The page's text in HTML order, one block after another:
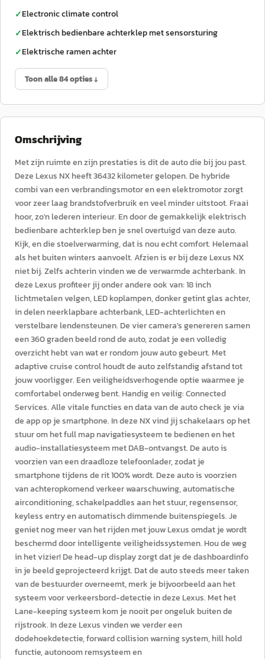
✓Electronic climate control
✓Elektrisch bedienbare achterklep met sensorsturing
✓Elektrische ramen achter
Toon alle 84 opties ↓
Omschrijving
Met zijn ruimte en zijn prestaties is dit de auto die bij jou past.
Deze Lexus NX heeft 36432 kilometer gelopen. De hybride
combi van een verbrandingsmotor en een elektromotor zorgt
voor zeer laag brandstofverbruik en veel minder uitstoot. Fraai
hoor, zo'n lederen interieur. En door de gemakkelijk elektrisch
bedienbare achterklep ben je snel overtuigd van deze auto.
Kijk, en die stoelverwarming, dat is nou echt comfort. Helemaal
als het buiten winters aanvoelt. Afzien is er bij deze Lexus NX
niet bij. Zelfs achterin vinden we de verwarmde achterbank. In
deze Lexus profiteer jij onder andere ook van: 18 inch
lichtmetalen velgen, LED koplampen, donker getint glas achter,
in delen neerklapbare achterbank, LED-achterlichten en
verstelbare lendensteunen. De vier camera's genereren samen
een 360 graden beeld rond de auto, zodat je een volledig
overzicht hebt van wat er rondom jouw auto gebeurt. Met
adaptive cruise control houdt de auto zelfstandig afstand tot
jouw voorligger. Een veiligheidsverhogende optie waarmee je
comfortabel onderweg bent. Handig en veilig: Connected
Services. Alle vitale functies en data van de auto check je via
de app op je smartphone. In deze NX vind jij schakelaars op het
stuur om het full map navigatiesysteem te bedienen en het
audio-installatiesysteem met DAB-ontvangst. De auto is
voorzien van een draadloze telefoonlader, zodat je
smartphone tijdens de rit 100% wordt. Deze auto is voorzien
van achteropkomend verkeer waarschuwing, automatische
airconditioning, schakelpaddles aan het stuur, regensensor,
keyless entry en automatisch dimmende buitenspiegels. Je
geniet nog meer van het rijden met jouw Lexus omdat je wordt
beschermd door intelligente veiligheidssystemen. Hou de weg
in het vizier! De head-up display zorgt dat je de dashboardinfo
in je beeld geprojecteerd krijgt. Dat de auto steeds meer taken
van de bestuurder overneemt, merk je bijvoorbeeld aan het
systeem voor verkeersbord-detectie in deze Lexus. Met het
Lane-keeping systeem kom je nooit per ongeluk buiten de
rijstrook. In deze Lexus vinden we verder een
dodehoekdetectie, forward collision warning system, hill hold
functie, autonoom remsysteem en